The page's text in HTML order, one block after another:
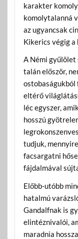
karakter
komolytalanná
az ugyancsak
Kikerics végig a
A Némi gyűlölet
talán először,
ostobaságukból
eltérő
léc egyszer,
hosszú
tudjuk,
facsargatni
fájdalmával
Előbb-utóbb
hatalmú
Gandalfnak is
elintéznivalói,
maradnia